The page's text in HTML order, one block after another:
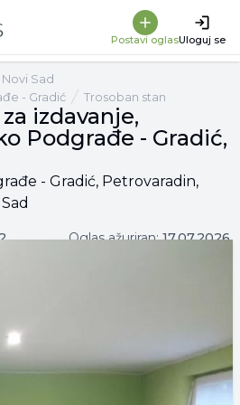
Postavi oglasUloguj se
Novi Sad
- Gradić
Trosoban stan
izdavanje,
Podgrađe - Gradić,
- Gradić, Petrovaradin,
Oglas ažuriran: 17.07.2026.